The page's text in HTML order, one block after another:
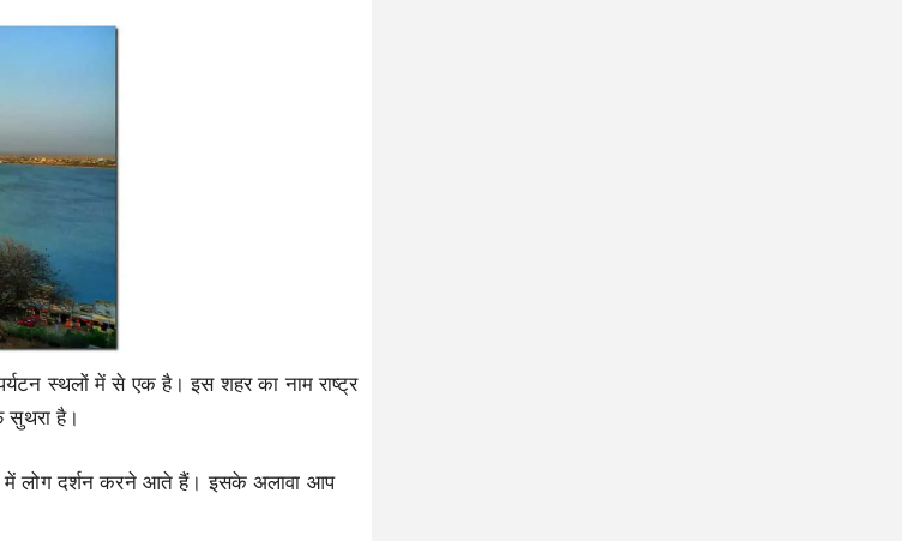
स्थलों में से एक है। इस शहर का नाम राष्ट्र
सुथरा है।
में लोग दर्शन करने आते हैं। इसके अलावा आप